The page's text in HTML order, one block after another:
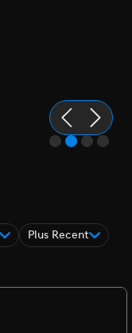
Plus Recent